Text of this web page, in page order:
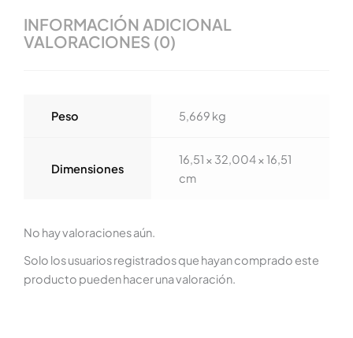
INFORMACIÓN ADICIONAL
VALORACIONES (0)
Peso 5,669 kg
Dimensiones
16,51 × 32,004 × 16,51
cm
No hay valoraciones aún.
Solo los usuarios registrados que hayan comprado este
producto pueden hacer una valoración.